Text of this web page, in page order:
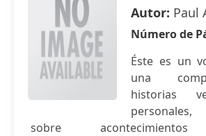
Autor: Paul
Número de
Éste es un
una
historias
sobre acontecimientos